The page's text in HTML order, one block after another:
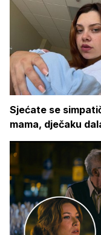
Sjećate se
mama, dječaku